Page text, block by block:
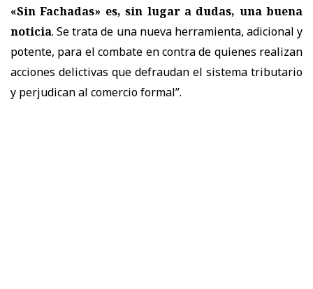
«Sin Fachadas» es, sin lugar a dudas, una buena
noticia. Se trata de una nueva herramienta, adicional y
potente, para el combate en contra de quienes realizan
acciones delictivas que defraudan el sistema tributario
y perjudican al comercio formal”.